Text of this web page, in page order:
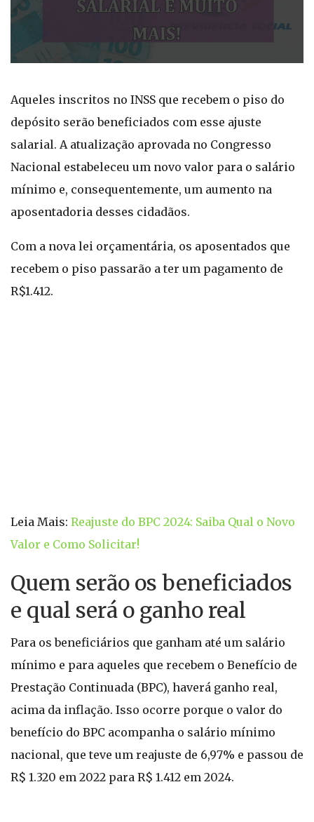
Aqueles inscritos no INSS que recebem o piso do
depósito serão beneficiados com esse ajuste
salarial. A atualização aprovada no Congresso
Nacional estabeleceu um novo valor para o salário
mínimo e, consequentemente, um aumento na
aposentadoria desses cidadãos.
Com a nova lei orçamentária, os aposentados que
recebem o piso passarão a ter um pagamento de
R$1.412.
Leia Mais: Reajuste do BPC 2024: Saiba Qual o Novo
Valor e Como Solicitar!
Quem serão os beneficiados
e qual será o ganho real
Para os beneficiários que ganham até um salário
mínimo e para aqueles que recebem o Benefício de
Prestação Continuada (BPC), haverá ganho real,
acima da inflação. Isso ocorre porque o valor do
benefício do BPC acompanha o salário mínimo
nacional, que teve um reajuste de 6,97% e passou de
R$ 1.320 em 2022 para R$ 1.412 em 2024.